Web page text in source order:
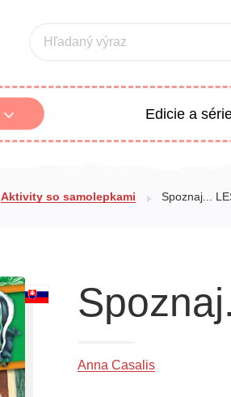
Hľadaný výraz
Edicie a
Aktivity so samolepkami Spoznaj...
Anna Casalis